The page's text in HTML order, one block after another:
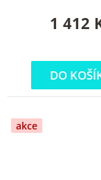
1 412
DO
akce